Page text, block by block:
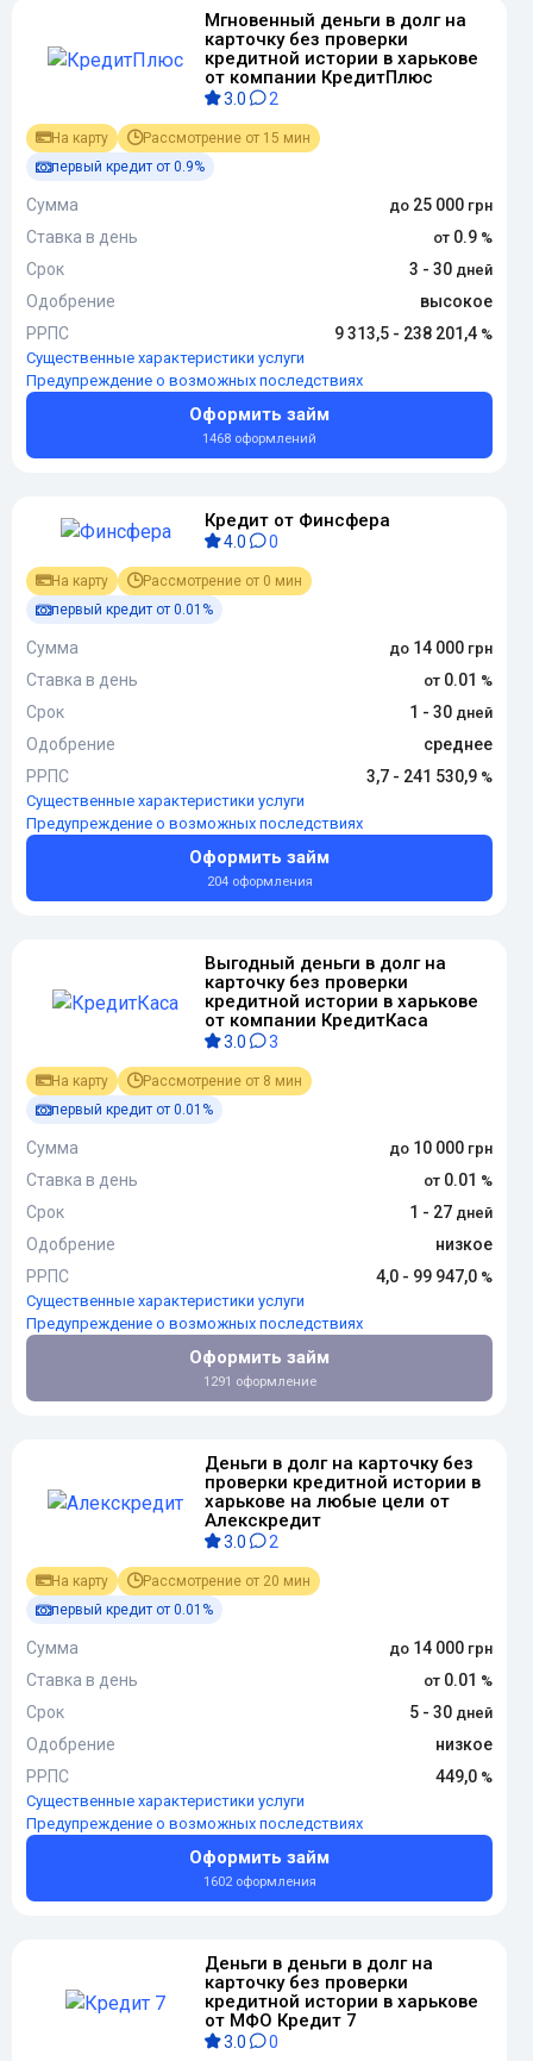
Мгновенный деньги в долг на
карточку без проверки
кредитной истории в харькове
от компании КредитПлюс
3.0 2
На карту
Рассмотрение от 15 мин
первый кредит от 0.9%
Сумма
25 000
Ставка в день
0.9
Срок
3 - 30
Одобрение
высокое
РРПС
9 313,5 - 238 201,4
Существенные характеристики услуги
Предупреждение о возможных последствиях
Оформить займ
1468 оформлений
Кредит от Финсфера
4.0 0
На карту
Рассмотрение от 0 мин
первый кредит от 0.01%
Сумма
14 000
Ставка в день
0.01
Срок
1 - 30
Одобрение
среднее
РРПС
3,7 - 241 530,9
Существенные характеристики услуги
Предупреждение о возможных последствиях
Оформить займ
204 оформления
Выгодный деньги в долг на
карточку без проверки
кредитной истории в харькове
от компании КредитКаса
3.0 3
На карту
Рассмотрение от 8 мин
первый кредит от 0.01%
Сумма
10 000
Ставка в день
0.01
Срок
1 - 27
Одобрение
низкое
РРПС
4,0 - 99 947,0
Существенные характеристики услуги
Предупреждение о возможных последствиях
Оформить займ
1291 оформление
Деньги в долг на карточку без
проверки кредитной истории в
харькове на любые цели от
Алекскредит
3.0 2
На карту
Рассмотрение от 20 мин
первый кредит от 0.01%
Сумма
14 000
Ставка в день
0.01
Срок
5 - 30
Одобрение
низкое
РРПС
449,0
Существенные характеристики услуги
Предупреждение о возможных последствиях
Оформить займ
1602 оформления
Деньги в деньги в долг на
карточку без проверки
кредитной истории в харькове
от МФО Кредит 7
3.0 0